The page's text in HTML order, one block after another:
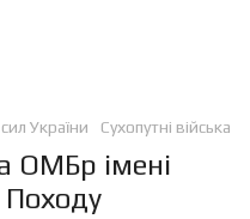
України Сухопутні війська
ОМБр імені